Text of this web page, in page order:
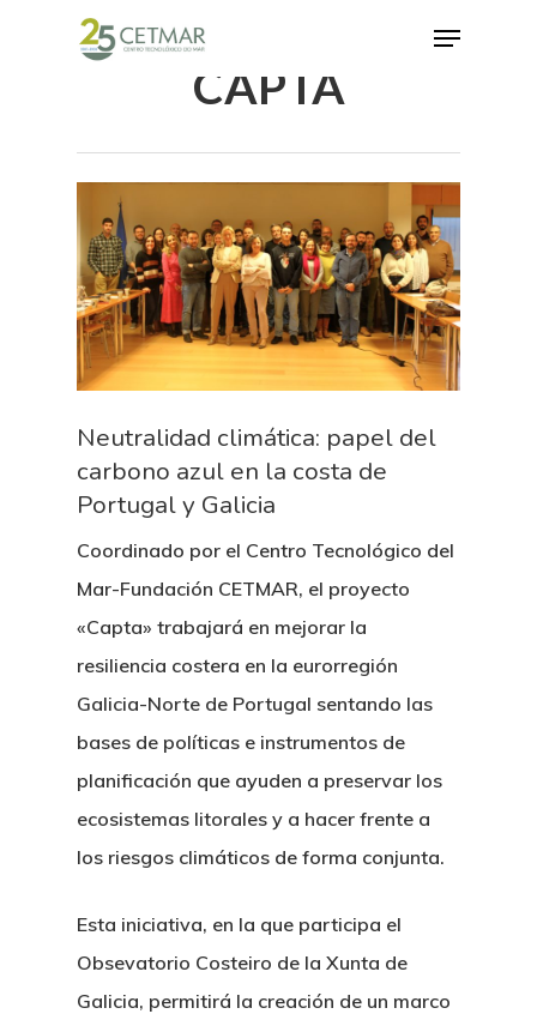
Hit enter to search or ESC to close
CAPTA
Neutralidad climática: papel del
carbono azul en la costa de
Portugal y Galicia
Coordinado por el Centro Tecnológico del
Mar-Fundación CETMAR, el proyecto
«Capta» trabajará en mejorar la
resiliencia costera en la eurorregión
Galicia-Norte de Portugal sentando las
bases de políticas e instrumentos de
planificación que ayuden a preservar los
ecosistemas litorales y a hacer frente a
los riesgos climáticos de forma conjunta.
Esta iniciativa, en la que participa el
Obsevatorio Costeiro de la Xunta de
Galicia, permitirá la creación de un marco